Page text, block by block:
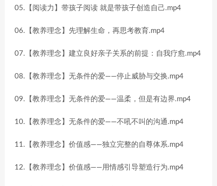
05.【阅读力】带孩子阅读 就是带孩子创造自己.mp4
06.【教养理念】先理解生命，再思考教育.mp4
07.【教养理念】建立良好亲子关系的前提：自我疗愈.mp4
08.【教养理念】无条件的爱——停止威胁与交换.mp4
09.【教养理念】无条件的爱——温柔，但是有边界.mp4
10.【教养理念】无条件的爱——不吼不叫的沟通.mp4
11.【教养理念】价值感——独立完整的自尊体系.mp4
12.【教养理念】价值感——用情感引导塑造行为.mp4